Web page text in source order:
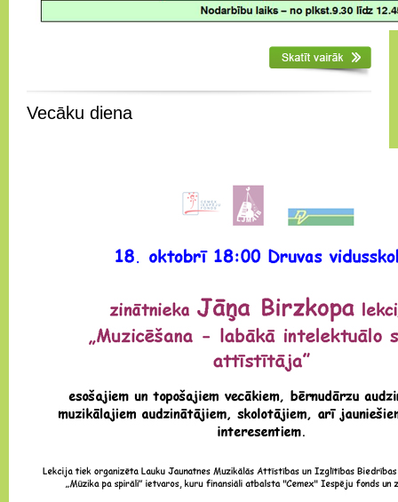
Vecāku diena